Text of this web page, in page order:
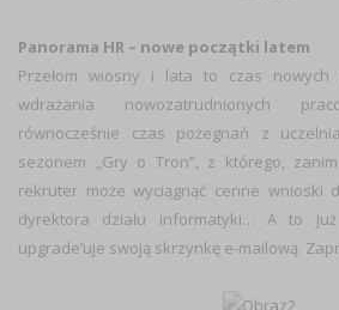
Panorama HR – nowe początki latem
Przełom wiosny i lata to czas
wdrażania nowozatrudnionych
równocześnie czas pożegnań z
sezonem „Gry o Tron”, z którego,
rekruter może wyciągnąć cenne wnioski
dyrektora działu informatyki… A to
upgrade’uje swoją skrzynkę e-mailową.